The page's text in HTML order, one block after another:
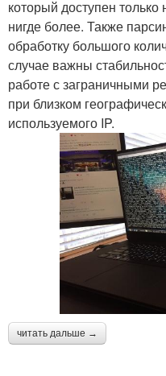
который доступен только
нигде более. Также
обработку большого
случае важны
работе с заграничными
при близком
используемого IP.
читать дальше →